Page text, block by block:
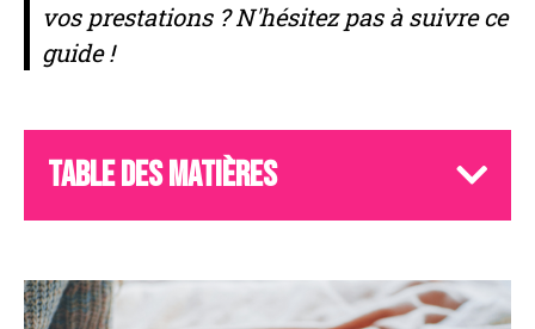
vos prestations ? N'hésitez pas à suivre ce
guide !
Table des matières